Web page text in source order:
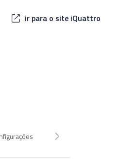
ir para o site iQuattro